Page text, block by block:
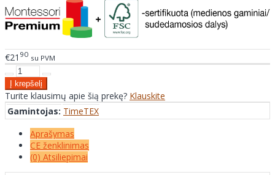
€21 90 su PVM
Turite klausimų apie šią prekę? Klauskite
Gamintojas: TimeTEX
Aprašymas
CE ženklinimas
(0) Atsiliepimai